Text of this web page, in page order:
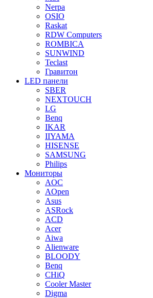
Nerpa
OSIO
Raskat
RDW Computers
ROMBICA
SUNWIND
Teclast
Гравитон
LED панели
SBER
NEXTOUCH
LG
Benq
IKAR
IIYAMA
HISENSE
SAMSUNG
Philips
Мониторы
AOC
AOpen
Asus
ASRock
ACD
Acer
Aiwa
Alienware
BLOODY
Benq
CHiQ
Cooler Master
Digma